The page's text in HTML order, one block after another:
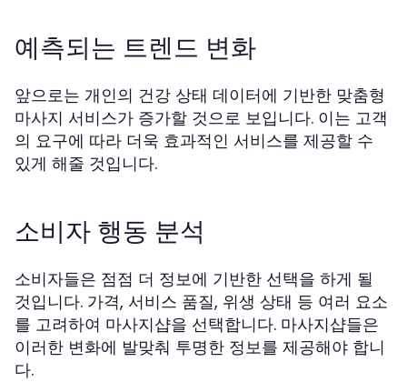
예측되는 트렌드 변화
앞으로는 개인의 건강 상태 데이터에 기반한 맞춤형
마사지 서비스가 증가할 것으로 보입니다. 이는 고객
의 요구에 따라 더욱 효과적인 서비스를 제공할 수
있게 해줄 것입니다.
소비자 행동 분석
소비자들은 점점 더 정보에 기반한 선택을 하게 될
것입니다. 가격, 서비스 품질, 위생 상태 등 여러 요소
를 고려하여 마사지샵을 선택합니다. 마사지샵들은
이러한 변화에 발맞춰 투명한 정보를 제공해야 합니
다.